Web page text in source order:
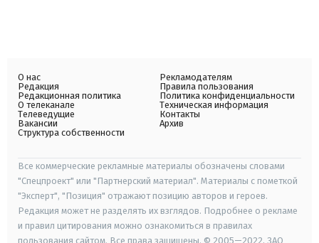
О нас
Редакция
Редакционная политика
О телеканале
Телеведущие
Вакансии
Структура собственности
Рекламодателям
Правила пользования
Политика конфиденциальности
Техническая информация
Контакты
Архив
Все коммерческие рекламные материалы обозначены словами
"Спецпроект" или "Партнерский материал". Материалы с пометкой
"Эксперт", "Позиция" отражают позицию авторов и героев.
Редакция может не разделять их взглядов. Подробнее о рекламе
и правил цитирования можно ознакомиться в правилах
пользования сайтом. Все права защищены. © 2005—2022, ЗАО